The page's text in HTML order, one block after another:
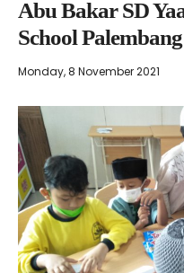
Abu Bakar SD
School Palembang
Monday, 8 November 2021